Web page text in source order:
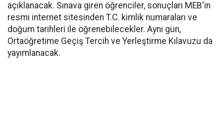
açıklanacak. Sınava giren öğrenciler, sonuçları MEB'in
resmi internet sitesinden T.C. kimlik numaraları ve
doğum tarihleri ile öğrenebilecekler. Aynı gün,
Ortaöğretime Geçiş Tercih ve Yerleştirme Kılavuzu da
yayımlanacak.